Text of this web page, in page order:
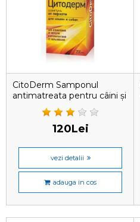
CitoDerm Samponul
antimatreata pentru câini și
pisici, 200 ml
120Lei
vezi detalii
adauga in cos